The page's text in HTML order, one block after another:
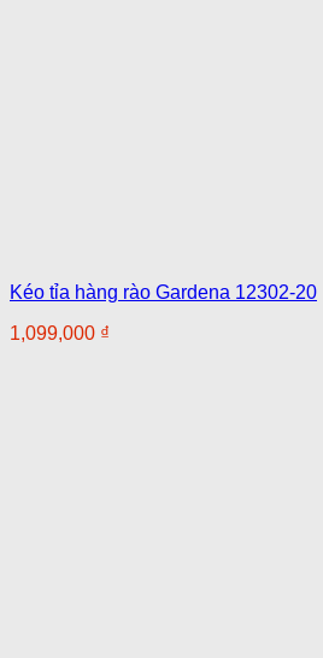
Kéo tỉa hàng rào Gardena 12302-20
1,099,000 ₫